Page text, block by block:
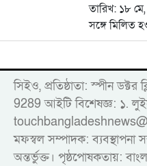
তারিখ: ১৮
সঙ্গে মিলিত
সিইও, প্রতিষ্ঠাতা: স্পীন
9289 আইটি বিশেষজ্ঞ: ১.
মফস্বল সম্পাদক: ব্যবস্থাপনা
অন্তর্ভুক্ত। পৃষ্ঠপোষকতায়: